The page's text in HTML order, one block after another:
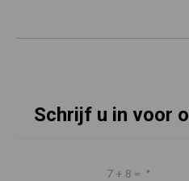
Schrijf u in voor
7 + 8 = *